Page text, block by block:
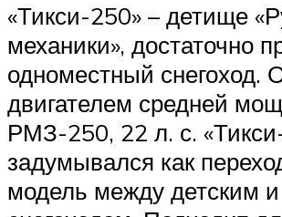
«Тикси-250» – детище
механики», достаточно
одноместный снегоход.
двигателем средней
РМЗ-250, 22 л. с.
задумывался как
модель между детским